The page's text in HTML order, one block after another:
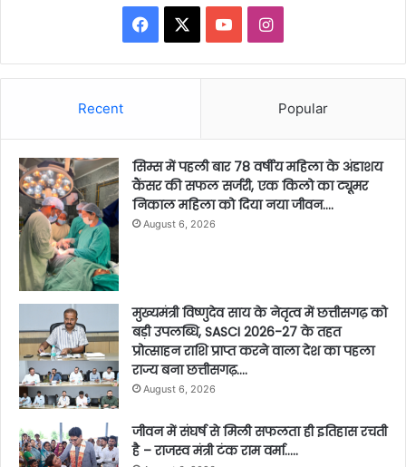
Facebook YouTubeInstagram
Recent Popular
सिम्स में पहली बार 78 वर्षीय महिला के अंडाशय
कैंसर की सफल सर्जरी, एक किलो का ट्यूमर
निकाल महिला को दिया नया जीवन….
August 6, 2026
मुख्यमंत्री विष्णुदेव साय के नेतृत्व में छत्तीसगढ़ को
बड़ी उपलब्धि, SASCI 2026-27 के तहत
प्रोत्साहन राशि प्राप्त करने वाला देश का पहला
राज्य बना छत्तीसगढ़….
August 6, 2026
जीवन में संघर्ष से मिली सफलता ही इतिहास रचती
है – राजस्व मंत्री टंक राम वर्मा…..